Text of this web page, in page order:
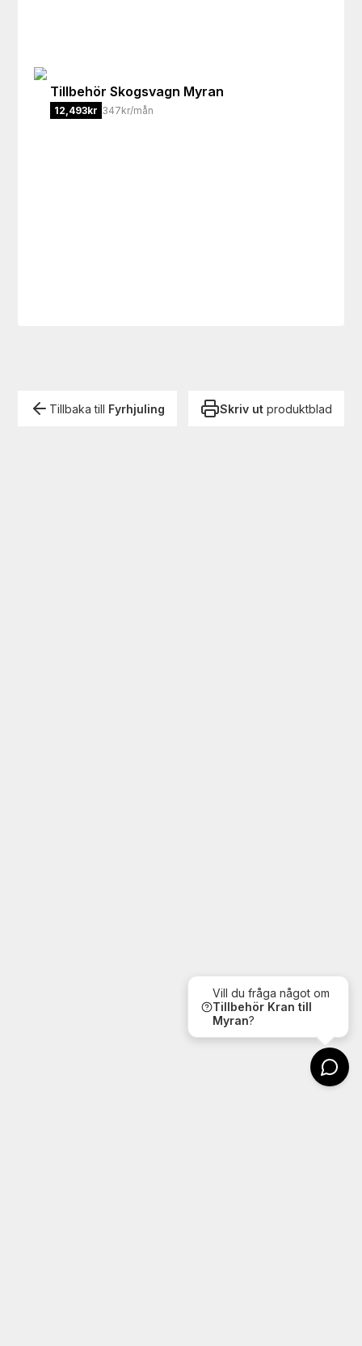
Tillbehör Skogsvagn Myran
12,493kr 347kr/mån
Tillbaka till Fyrhjuling Skriv utproduktblad
Vill du fråga något om
Tillbehör Kran till
Myran?